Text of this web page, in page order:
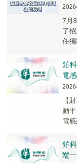
2026
7月
了
任獨
鉑
電
2026
【
動
電
鉑
端